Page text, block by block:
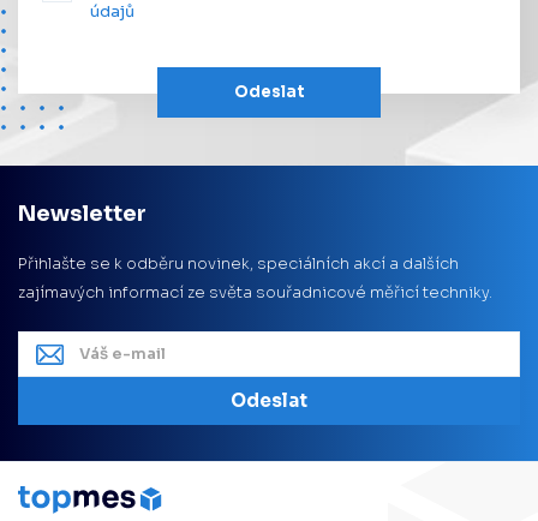
údajů
Odeslat
Newsletter
Přihlašte se k odběru novinek, speciálních akcí a dalších
zajímavých informací ze světa souřadnicové měřicí techniky.
Odeslat